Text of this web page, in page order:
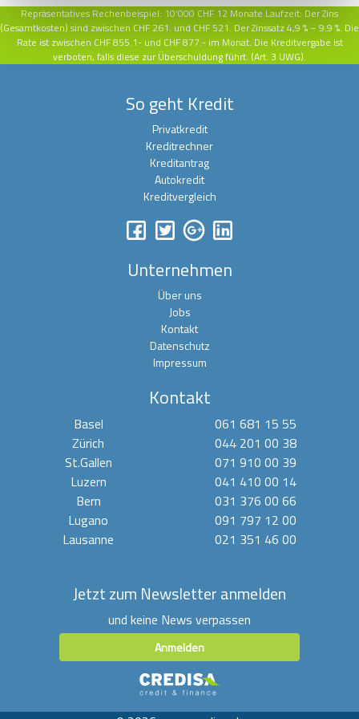
Repräsentatives Rechenbeispiel: 10‘000 CHF 12 Monate Laufzeit: Der Zins
(Gesamtkosten) sind zwischen CHF 261. und CHF 521. Der Zinssatz4,9 % – 9.9 %. Die
Rate ist zwischen CHF 855.1- und CHF 877.- im Monat. Die Kreditvergabe ist
verboten, falls diese zur Überschuldung führt. (Art. 3 UWG).
So geht Kredit
Privatkredit
Kreditrechner
Kreditantrag
Autokredit
Kreditvergleich
Unternehmen
Über uns
Jobs
Kontakt
Datenschutz
Impressum
Kontakt
Basel
061 681 15 55
Zürich
044 201 00 38
St.Gallen
071 910 00 39
Luzern
041 410 00 14
Bern
031 376 00 66
Lugano
091 797 12 00
Lausanne
021 351 46 00
Jetzt zum Newsletter anmelden
und keine News verpassen
Anmelden